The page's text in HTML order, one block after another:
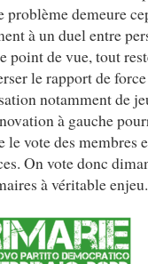
demeure
à un duel entre
point de vue, tout
le rapport de
notamment de
à gauche
vote des membres
On vote donc
à véritable enjeu.